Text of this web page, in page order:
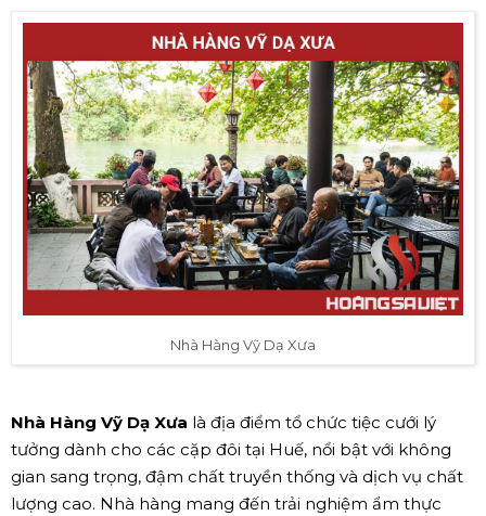
Nhà Hàng Vỹ Dạ Xưa
Nhà Hàng Vỹ Dạ Xưa là địa điểm tổ chức tiệc cưới lý
tưởng dành cho các cặp đôi tại Huế, nổi bật với không
gian sang trọng, đậm chất truyền thống và dịch vụ chất
lượng cao. Nhà hàng mang đến trải nghiệm ẩm thực